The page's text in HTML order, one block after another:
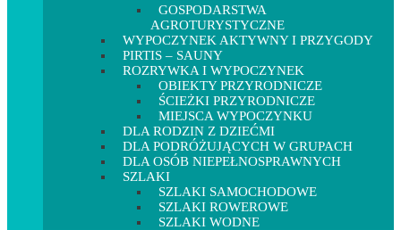
GOSPODARSTWA
AGROTURYSTYCZNE
WYPOCZYNEK AKTYWNY I PRZYGODY
PIRTIS – SAUNY
ROZRYWKA I WYPOCZYNEK
OBIEKTY PRZYRODNICZE
ŚCIEŻKI PRZYRODNICZE
MIEJSCA WYPOCZYNKU
DLA RODZIN Z DZIEĆMI
DLA PODRÓŻUJĄCYCH W GRUPACH
DLA OSÓB NIEPEŁNOSPRAWNYCH
SZLAKI
SZLAKI SAMOCHODOWE
SZLAKI ROWEROWE
SZLAKI WODNE